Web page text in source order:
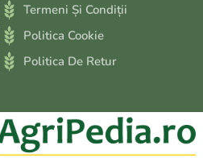
Termeni Și Condiții
Politica Cookie
Politica De Retur